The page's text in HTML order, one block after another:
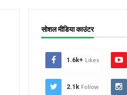
सोशल मीडिया काउंटर
1.6k+ Likes
2.1k Follow